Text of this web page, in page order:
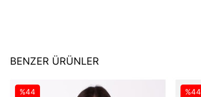
BENZER ÜRÜNLER
%44 %44